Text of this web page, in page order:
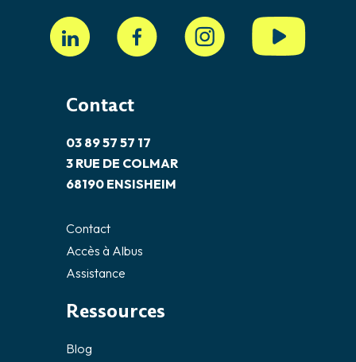
Ressources
Blog
Contact
03 89 57 57 17
3 RUE DE COLMAR
68190 ENSISHEIM
Contact
Accès à Albus
Assistance